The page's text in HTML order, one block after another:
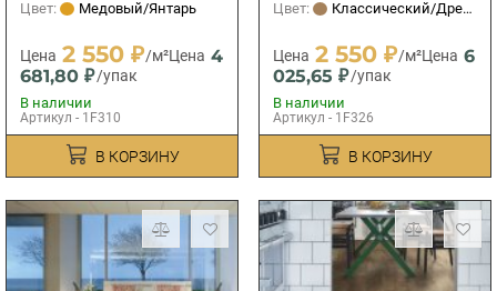
Цвет:
Медовый/Янтарь
Цена 2 550 ₽/м²Цена 4
681,80 ₽/упак
В наличии
Артикул - 1F310
В КОРЗИНУ
Цвет:
Классический/Древесный
Цена 2 550 ₽/м²Цена 6
025,65 ₽/упак
В наличии
Артикул - 1F326
В КОРЗИНУ